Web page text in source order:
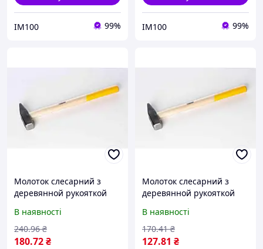
IM100 99% IM100 99%
Молоток слесарний з
деревянной рукояткой
В наявності
180.72₴
240.96 ₴
Молоток слесарний з
деревянной рукояткой
В наявності
127.81 ₴
170.41 ₴